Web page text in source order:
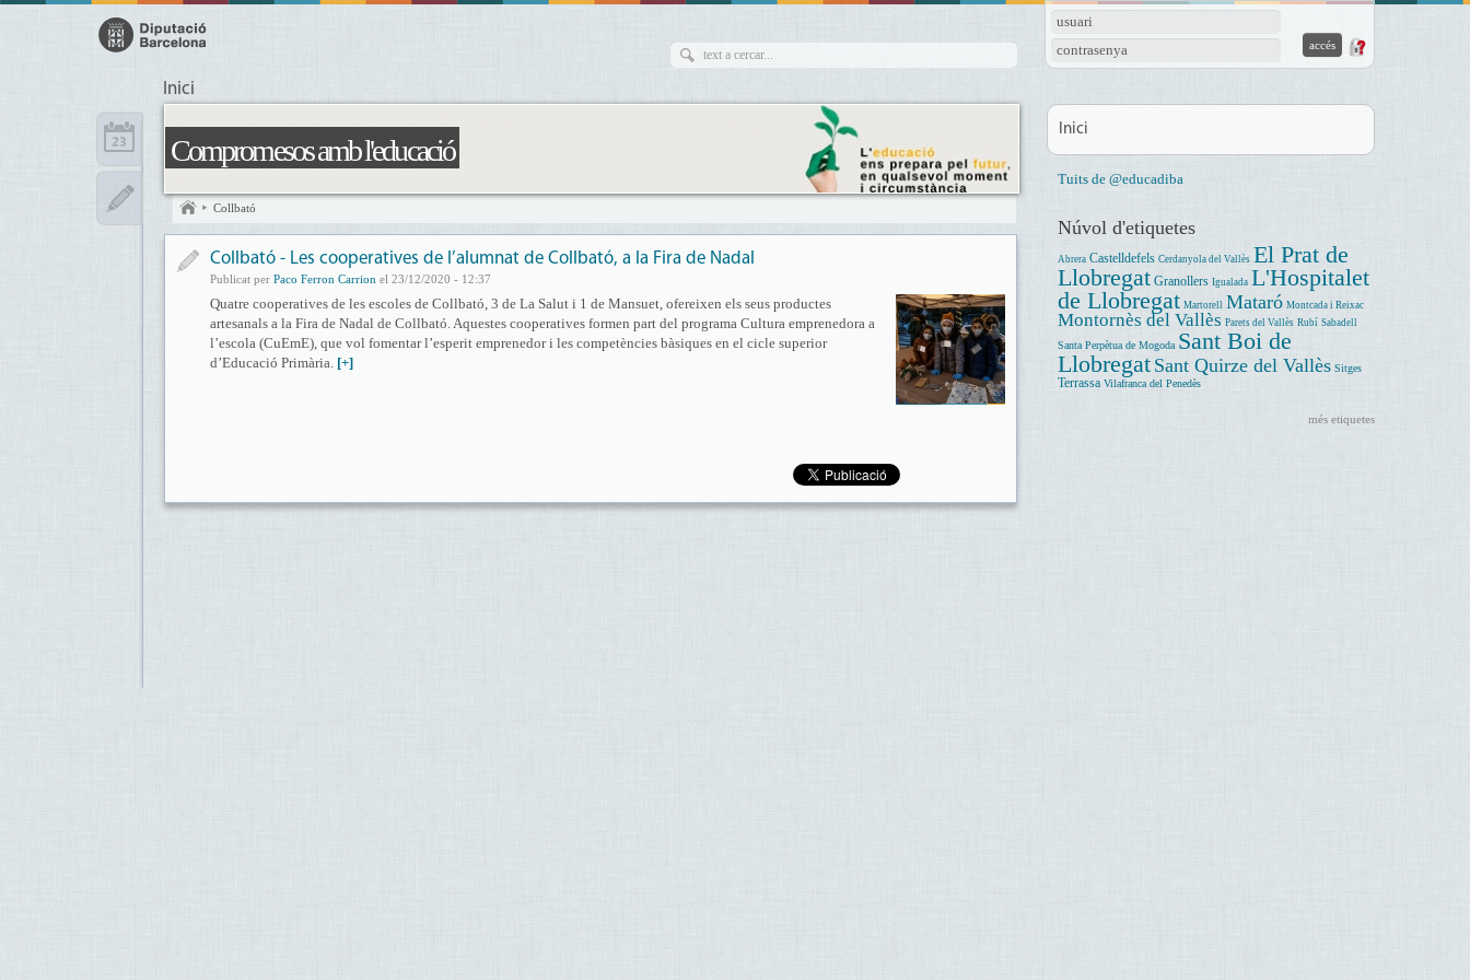
usuari
contrasenya
Inici
Compromesos amb l'educació
Collbató
Collbató - Les cooperatives de l’alumnat de Collbató, a la Fira de Nadal
Publicat per Paco Ferron Carrion el 23/12/2020 - 12:37
Quatre cooperatives de les escoles de Collbató, 3 de La Salut i 1 de Mansuet, ofereixen els seus productes
artesanals a la Fira de Nadal de Collbató. Aquestes cooperatives formen part del programa Cultura emprenedora a
l’escola (CuEmE), que vol fomentar l’esperit emprenedor i les competències bàsiques en el cicle superior
d’Educació Primària. [+]
Inici
Tuits de @educadiba
Núvol d'etiquetes
Abrera Castelldefels Cerdanyola del Vallès El Prat de
Llobregat Granollers Igualada L'Hospitalet
de Llobregat Martorell Mataró Montcada i Reixac
Montornès del Vallès Parets del Vallès Rubí Sabadell
Santa Perpètua de Mogoda Sant Boi de
Llobregat Sant Quirze del Vallès Sitges
Terrassa Vilafranca del Penedès
més etiquetes